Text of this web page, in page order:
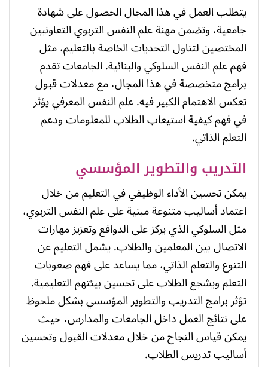
يتطلب العمل في هذا المجال الحصول على شهادة
جامعية، وتضمن مهنة علم النفس التربوي التعاونبين
المختصين لتناول التحديات الخاصة بالتعليم، مثل
فهم علم النفس السلوكي والبنائية. الجامعات تقدم
برامج متخصصة في هذا المجال، مع معدلات قبول
تعكس الاهتمام الكبير فيه. علم النفس المعرفي يؤثر
في فهم كيفية استيعاب الطلاب للمعلومات ودعم
التعلم الذاتي.
التدريب والتطوير المؤسسي
يمكن تحسين الأداء الوظيفي في التعليم من خلال
اعتماد أساليب متنوعة مبنية على علم النفس التربوي،
مثل السلوكي الذي يركز على الدوافع وتعزيز مهارات
الاتصال بين المعلمين والطلاب. يشمل التعليم عن
التنوع والتعلم الذاتي، مما يساعد على فهم صعوبات
التعلم ويشجع الطلاب على تحسين بيئتهم التعليمية.
تؤثر برامج التدريب والتطوير المؤسسي بشكل ملحوظ
على نتائج العمل داخل الجامعات والمدارس، حيث
يمكن قياس النجاح من خلال معدلات القبول وتحسين
أساليب تدريس الطلاب.